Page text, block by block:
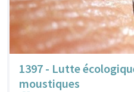
1397 - Lutte
moustiques